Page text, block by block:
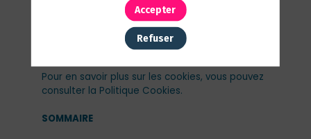
Cette politique («Politique») vous informe des
traitements effectués sur vos données
personnelles résultant de votre navigation sur le
Site et de l’utilisation des Services.
Pour en savoir plus sur les cookies, vous pouvez
consulter la Politique Cookies.
SOMMAIRE
Accepter
Refuser